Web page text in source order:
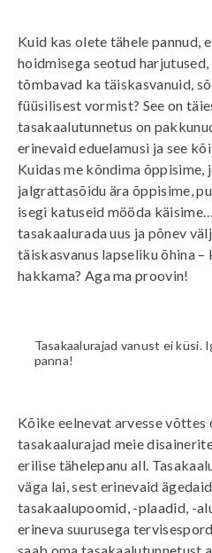
Kuid kas olete tähele pannud,
hoidmisega seotud
tõmbavad ka täiskasvanuid,
füüsilisest vormist? See on
tasakaalutunnetus on
erinevaid eduelamusi ja see
Kuidas me kõndima õppisime,
jalgrattasõidu ära õppisime,
isegi katuseid mööda
tasakaalurada uus ja põnev
täiskasvanus lapseliku õhina –
hakkama? Aga ma proovin!
Tasakaalurajad vanust ei küsi.
panna!
Kõike eelnevat arvesse võttes
tasakaalurajad meie
erilise tähelepanu all.
väga lai, sest erinevaid
tasakaalupoomid, -plaadid, -
erineva suurusega